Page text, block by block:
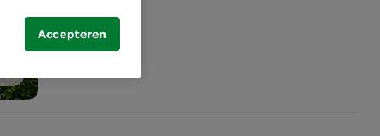
Accepteren